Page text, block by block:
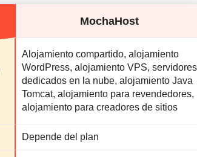
MochaHost
Alojamiento compartido, alojamiento
WordPress, alojamiento VPS, servidores
dedicados en la nube, alojamiento Java
Tomcat, alojamiento para revendedores,
alojamiento para creadores de sitios
Depende del plan